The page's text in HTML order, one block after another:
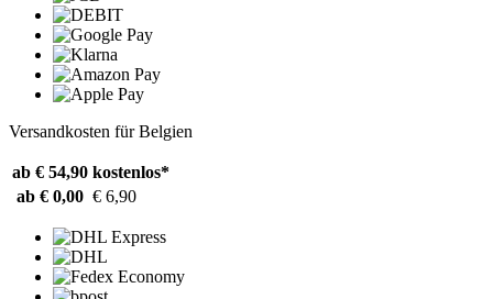
Versandkosten für Belgien
ab € 54,90 kostenlos*
ab € 0,00 € 6,90